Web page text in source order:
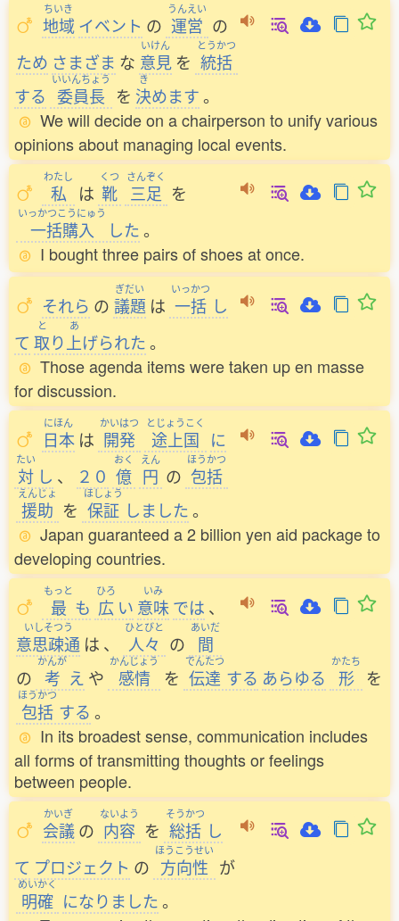
ちいき
地域 イベント の
うんえい
運営 の
ため さまざま な
いけん
意見 を
とうかつ
統括
する
いいんちょう
委員長 を
き
決めます。
We will decide on a chairperson to unify various
opinions about managing local events.
わたし
私 は
くつ
靴
さんぞく
三足 を
いっかつこうにゅう
一括購入 した 。
I bought three pairs of shoes at once.
それら の
ぎだい
議題 は
いっかつ
一括 し
て
と
取り
あ
上げられた 。
Those agenda items were taken up en masse
for discussion.
にほん
日本 は
かいはつ
開発
とじょうこく
途上国 に
たい
対 し 、 ２０
おく
億
えん
円 の
ほうかつ
包括
えんじょ
援助 を
ほしょう
保証 しました 。
Japan guaranteed a 2 billion yen aid package to
developing countries.
もっと
最 も
ひろ
広 い
いみ
意味 では 、
いしそつう
意思疎通 は 、
ひとびと
人々 の
あいだ
間
の
かんが
考 え や
かんじょう
感情 を
でんたつ
伝達 する あらゆる
かたち
形 を
ほうかつ
包括 する 。
In its broadest sense, communication includes
all forms of transmitting thoughts or feelings
between people.
かいぎ
会議 の
ないよう
内容 を
そうかつ
総括 し
て プロジェクト の
ほうこうせい
方向性 が
めいかく
明確 になりました 。